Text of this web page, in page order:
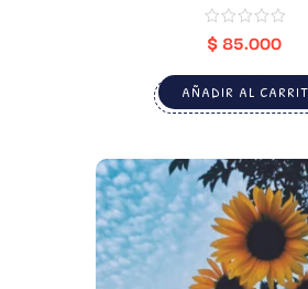
$85.000
AÑADIR AL